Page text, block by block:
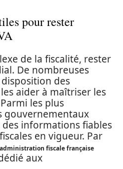
pour rester
de la fiscalité, rester
De nombreuses
des
aider à maîtriser les
les plus
gouvernementaux
informations fiables
en vigueur. Par
fiscale française
aux